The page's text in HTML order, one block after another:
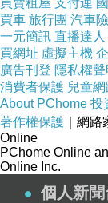
買賣租屋 支付連
買車 旅行團 汽車
一元簡訊 直播達人
買網址 虛擬主機
廣告刊登 隱私權聲
消費者保護 兒童
About PChome 投
著作權保護 ｜網
Online
PChome Online
Online Inc.
個人新聞